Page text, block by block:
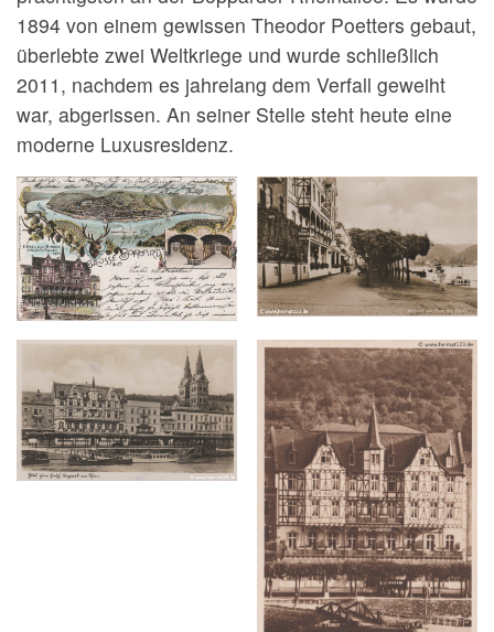
1894 von einem gewissen Theodor Poetters gebaut,
überlebte zwei Weltkriege und wurde schließlich
2011, nachdem es jahrelang dem Verfall geweiht
war, abgerissen. An seiner Stelle steht heute eine
moderne Luxusresidenz.